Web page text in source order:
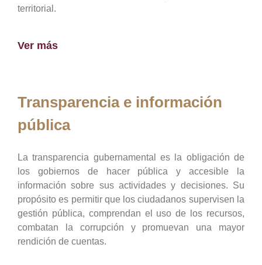
territorial.
Ver más
Transparencia e información
pública
La transparencia gubernamental es la obligación de
los gobiernos de hacer pública y accesible la
información sobre sus actividades y decisiones. Su
propósito es permitir que los ciudadanos supervisen la
gestión pública, comprendan el uso de los recursos,
combatan la corrupción y promuevan una mayor
rendición de cuentas.